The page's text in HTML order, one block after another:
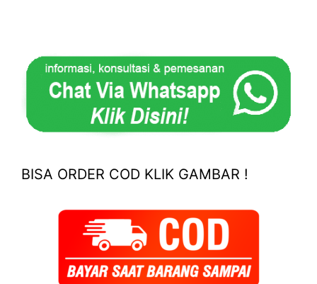
BISA ORDER COD KLIK GAMBAR !